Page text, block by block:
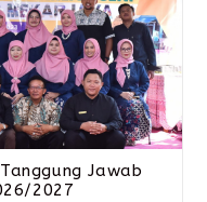
Jawab
2027